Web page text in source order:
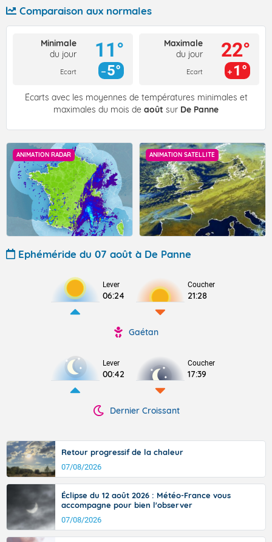
Comparaison aux normales
Minimale
du jour
Ecart
11°
5°
Maximale
du jour
Ecart
22°
1°
Écarts avec les moyennes de températures minimales et
maximales du mois de août sur De Panne
ANIMATION RADAR ANIMATION SATELLITE
Ephéméride du 07 août à De Panne
Lever
06:24
Coucher
21:28
Gaétan
Lever
00:42
Coucher
17:39
Dernier Croissant
Retour progressif de la chaleur
07/08/2026
Éclipse du 12 août 2026 : Météo-France vous
accompagne pour bien l'observer
07/08/2026